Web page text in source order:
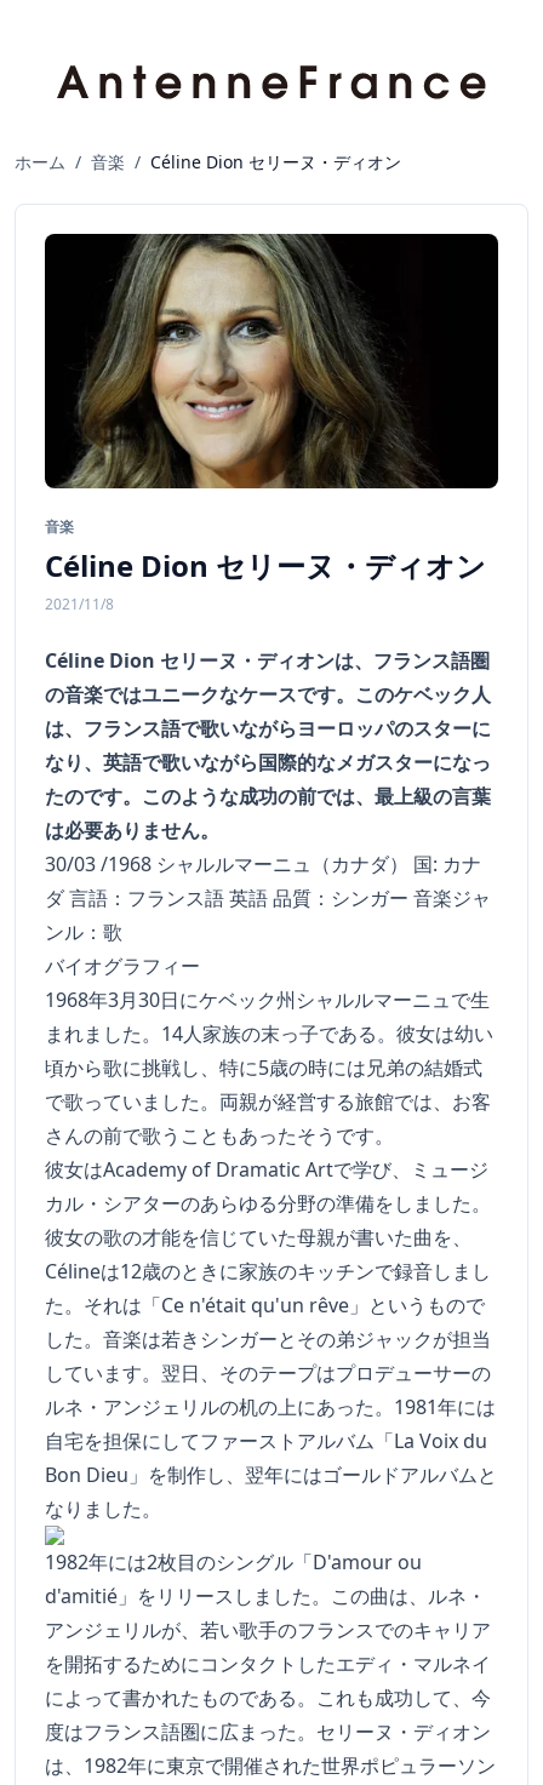
ホーム / 音楽 / Céline Dion セリーヌ・ディオン
音楽
Céline Dion セリーヌ・ディオン
2021/11/8
Céline Dion セリーヌ・ディオンは、フランス語圏
の音楽ではユニークなケースです。このケベック人
は、フランス語で歌いながらヨーロッパのスターに
なり、英語で歌いながら国際的なメガスターになっ
たのです。このような成功の前では、最上級の言葉
は必要ありません。
30/03 /1968 シャルルマーニュ（カナダ） 国: カナ
ダ 言語：フランス語 英語 品質：シンガー 音楽ジャ
ンル：歌
バイオグラフィー
1968年3月30日にケベック州シャルルマーニュで生
まれました。14人家族の末っ子である。彼女は幼い
頃から歌に挑戦し、特に5歳の時には兄弟の結婚式
で歌っていました。両親が経営する旅館では、お客
さんの前で歌うこともあったそうです。
彼女はAcademy of Dramatic Artで学び、ミュージ
カル・シアターのあらゆる分野の準備をしました。
彼女の歌の才能を信じていた母親が書いた曲を、
Célineは12歳のときに家族のキッチンで録音しまし
た。それは「Ce n'était qu'un rêve」というもので
した。音楽は若きシンガーとその弟ジャックが担当
しています。翌日、そのテープはプロデューサーの
ルネ・アンジェリルの机の上にあった。1981年には
自宅を担保にしてファーストアルバム「La Voix du
Bon Dieu」を制作し、翌年にはゴールドアルバムと
なりました。
1982年には2枚目のシングル「D'amour ou
d'amitié」をリリースしました。この曲は、ルネ・
アンジェリルが、若い歌手のフランスでのキャリア
を開拓するためにコンタクトしたエディ・マルネイ
によって書かれたものである。これも成功して、今
度はフランス語圏に広まった。セリーヌ・ディオン
は、1982年に東京で開催された世界ポピュラーソン